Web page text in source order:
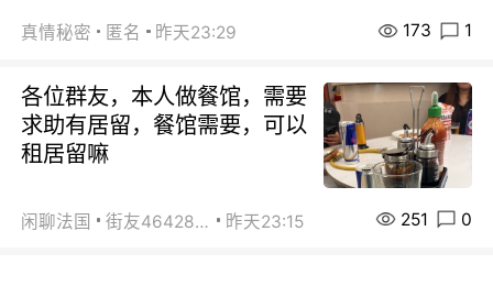
真情秘密 匿名 昨天23:29 173 1
各位群友，本人做餐馆，需要
求助有居留，餐馆需要，可以
租居留嘛
闲聊法国 街友46428878 昨天23:15 251 0